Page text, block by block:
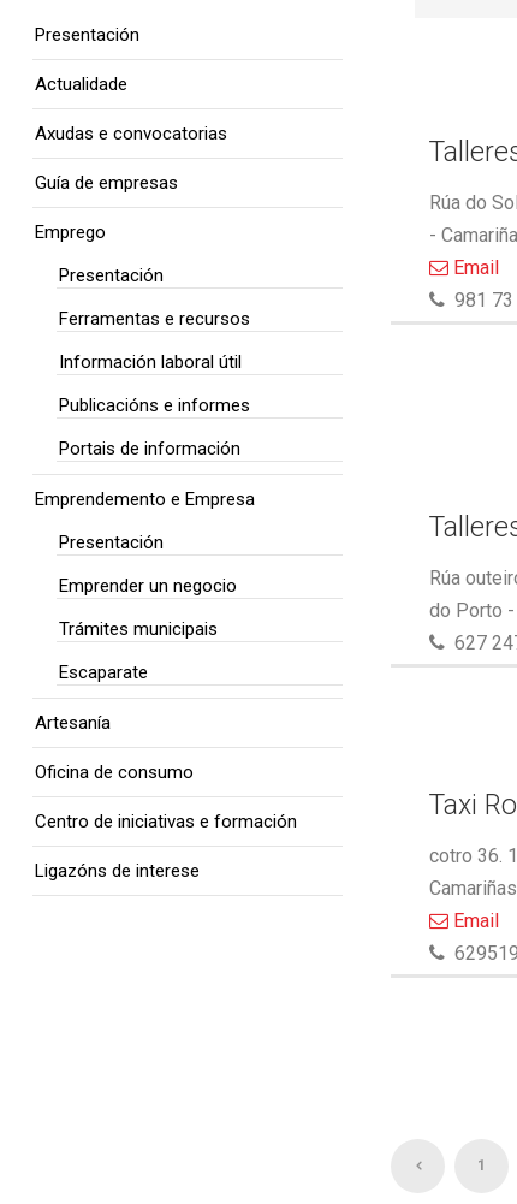
Rúa do
-
Email
981
Rúa
do Porto
627
Taxi
cotro 36.
Camariñas
Email
1
Presentación
Actualidade
Axudas e convocatorias
Guía de empresas
Emprego
Presentación
Ferramentas e recursos
Información laboral útil
Publicacións e informes
Portais de información
Emprendemento e Empresa
Presentación
Emprender un negocio
Trámites municipais
Escaparate
Artesanía
Oficina de consumo
Centro de iniciativas e formación
Ligazóns de interese